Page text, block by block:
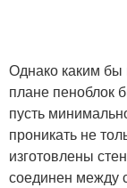
Однако каким
плане пеноблок
пусть
проникать не
изготовлены
соединен между